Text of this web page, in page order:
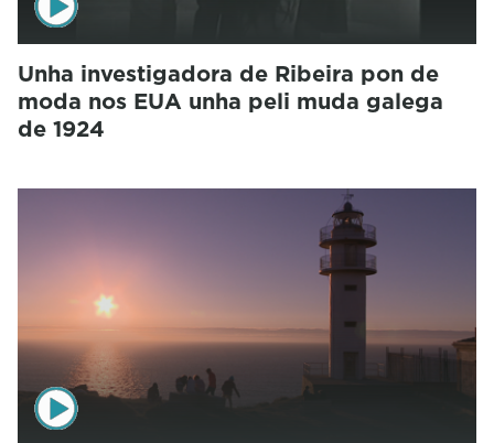
Unha investigadora de Ribeira pon de
moda nos EUA unha peli muda galega
de 1924